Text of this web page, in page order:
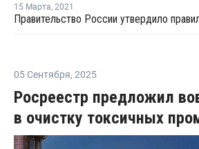
15 Марта, 2021
05 Сентября, 2025
Росреестр предложил
в очистку токсичных